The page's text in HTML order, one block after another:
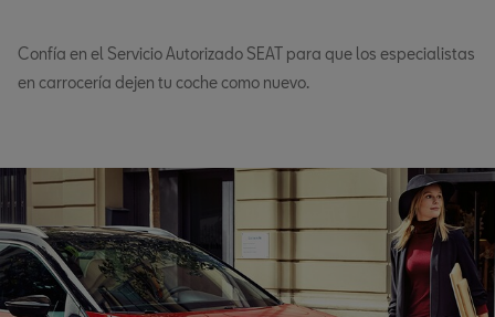
Confía en el Servicio Autorizado SEAT para que los especialistas
en carrocería dejen tu coche como nuevo.